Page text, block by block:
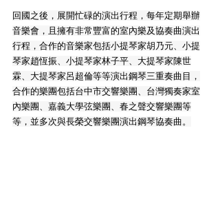
回國之後，展開忙碌的演出行程，每年定期舉辦
音樂會，且擁有非常豐富的室內樂及協奏曲演出
行程，合作的音樂家包括小提琴家胡乃元、小提
琴家趙恆振、小提琴家林子平、大提琴家陳世
霖、大提琴家呂超倫等等演出鋼琴三重奏曲目，
合作的樂團包括台中市交響樂團、台灣獨奏家室
內樂團、嘉義大學弦樂團、春之聲交響樂團等
等，並多次與長榮交響樂團演出鋼琴協奏曲。